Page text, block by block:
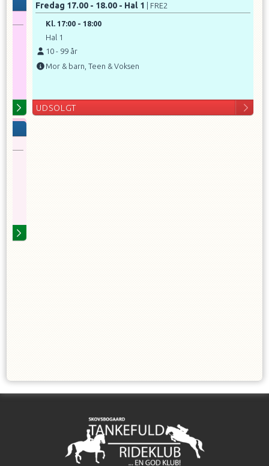
Fredag 17.00 - 18.00 - Hal 1 | FRE2
Kl. 17:00 - 18:00
Hal 1
10- 99år
Mor & barn, Teen & Voksen
UDSOLGT